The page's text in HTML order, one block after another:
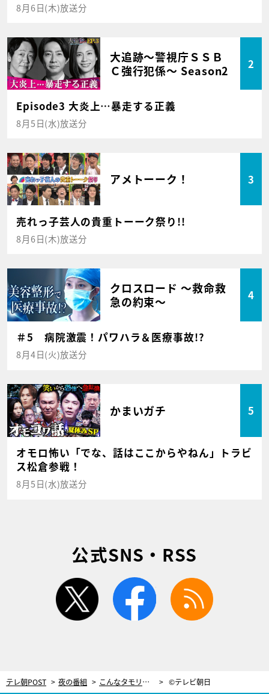
8月6日(木)放送分
大追跡～警視庁ＳＳＢ
Ｃ強行犯係～ Season2
2
Episode3 大炎上…暴走する正義
8月5日(水)放送分
アメトーーク！ 3
売れっ子芸人の貴重トーーク祭り!!
8月6日(木)放送分
クロスロード ～救命救
急の約束～
4
＃5 病院激震！パワハラ＆医療事故!?
8月4日(火)放送分
かまいガチ 5
オモロ怖い「でな、話はここからやねん」トラビ
ス松倉参戦！
8月5日(水)放送分
公式SNS・RSS
twitter facebook
テレ朝POST 夜の番組 こんなタモリ見たことない！『Mステ』新PR映像で走って・跳んで・華麗に回転 ©テレビ朝日